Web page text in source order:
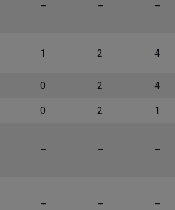
– – –
1 2 4
0 2 4
0 2 1
– – –
– – –